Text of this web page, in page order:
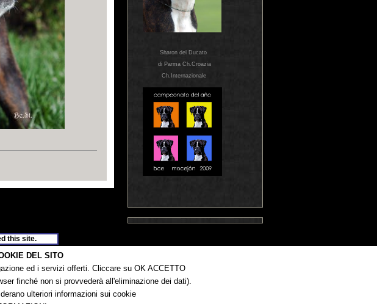
Sharon del Ducato
di Parma Ch.Croazia
Ch.Internazionale
this site.
the site.
DEL SITO
ed i servizi offerti. Cliccare su OK ACCETTO
finché non si provvederà all'eliminazione dei dati).
ulteriori informazioni sui cookie